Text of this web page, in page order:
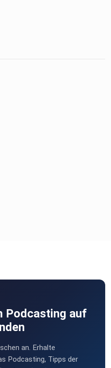
Podcasting auf
an. Erhalte
Podcasting, Tipps der